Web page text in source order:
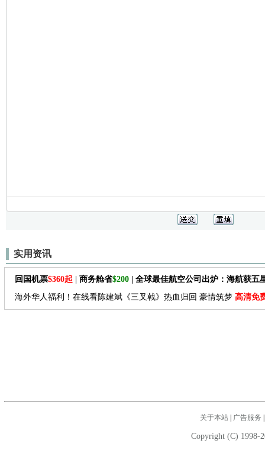
实用资讯
回国机票$360起 | 商务舱省$200 | 全球最佳航空公司出炉：海航获五
海外华人福利！在线看陈建斌《三叉戟》热血归回 豪情筑梦 高清免
关于本站| 广告服务
Copyright (C) 1998-